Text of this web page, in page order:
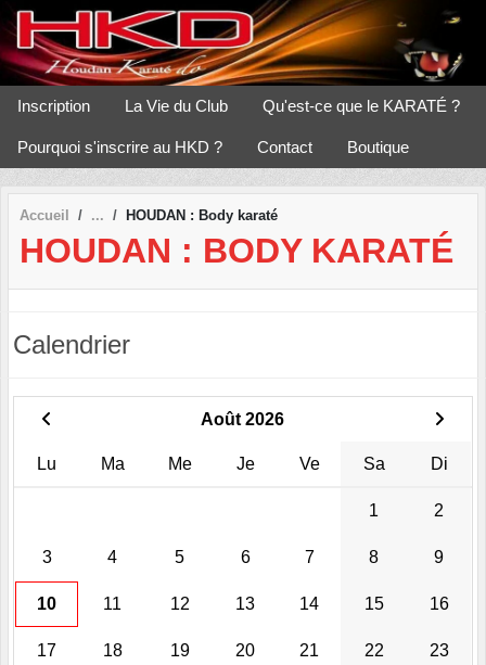
Inscription La Vie du Club Qu'est-ce que le KARATÉ ?
Pourquoi s'inscrire au HKD ? Contact Boutique
Accueil HOUDAN : Body karaté
HOUDAN : BODY KARATÉ
Calendrier
Août 2026
Lu Ma Me Je Ve Sa Di
1 2
3 4 5 6 7 8 9
10 11 12 13 14 15 16
17 18 19 20 21 22 23
Panneau de gestion des cookies